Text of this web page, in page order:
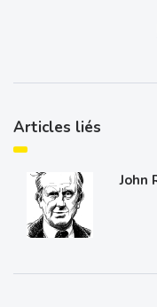
Articles liés
John